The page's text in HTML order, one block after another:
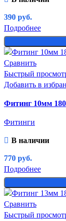
390 руб.
Подробнее
Сравнить
Быстрый
Добавить в
Фитинг 10мм
Фитинги
В наличии
770 руб.
Подробнее
Сравнить
Быстрый